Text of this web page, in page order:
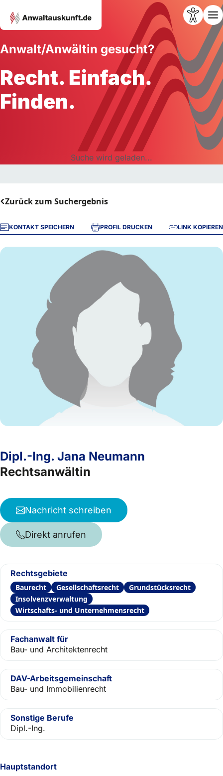
Anwalt/Anwältin gesucht?
Recht. Einfach.
Finden.
Suche wird geladen...
Zurück zum Suchergebnis
KONTAKT SPEICHERN PROFIL DRUCKEN LINK KOPIEREN
Hauptstandort
Dipl.-Ing. Jana Neumann
Rechtsanwältin
Nachricht schreiben
Direkt anrufen
Rechtsgebiete
Baurecht Gesellschaftsrecht
Grundstücksrecht
Insolvenzverwaltung
Wirtschafts- und Unternehmensrecht
Fachanwalt für
Bau- und Architektenrecht
DAV-Arbeitsgemeinschaft
Bau- und Immobilienrecht
Sonstige Berufe
Dipl.-Ing.